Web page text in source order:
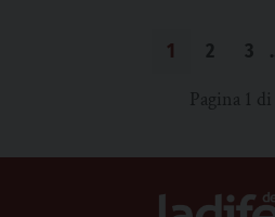
1 2 3
Pagina 1